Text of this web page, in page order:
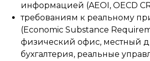
информацией (AEOI, OECD
требованиям к реальному
(Economic Substance
физический офис, местный
бухгалтерия, реальные